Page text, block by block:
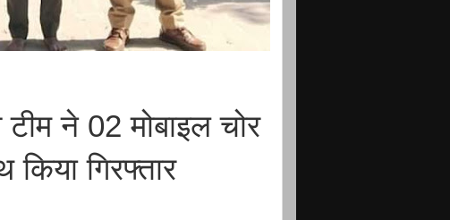
ने 02 मोबाइल चोर
गिरफ्तार